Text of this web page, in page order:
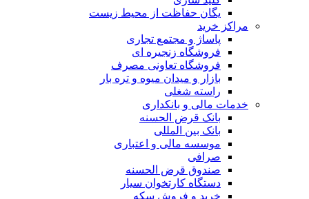
یگان حفاظت از محیط زیست
مراکز خرید
پاساژ و مجتمع تجاری
فروشگاه زنجیره ای
فروشگاه تعاونی مصرف
بازار و میدان میوه و تره بار
راسته شغلی
خدمات مالی و بانکداری
بانک قرض الحسنه
بانک بین المللی
موسسه مالی و اعتباری
صرافی
صندوق قرض الحسنه
دستگاه کارتخوان سیار
خرید و فروش سکه